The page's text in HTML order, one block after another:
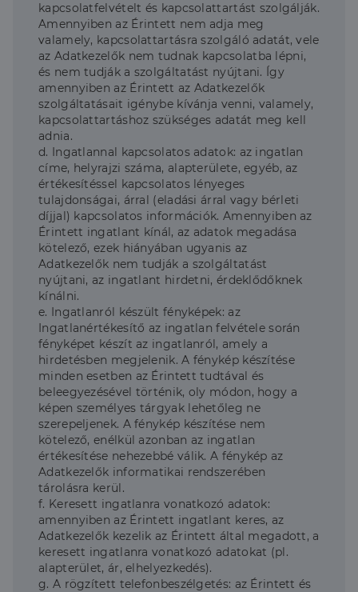
kapcsolatfelvételt és kapcsolattartást szolgálják.
Amennyiben az Érintett nem adja meg
valamely, kapcsolattartásra szolgáló adatát, vele
az Adatkezelők nem tudnak kapcsolatba lépni,
és nem tudják a szolgáltatást nyújtani. Így
amennyiben az Érintett az Adatkezelők
szolgáltatásait igénybe kívánja venni, valamely,
kapcsolattartáshoz szükséges adatát meg kell
adnia.
d. Ingatlannal kapcsolatos adatok: az ingatlan
címe, helyrajzi száma, alapterülete, egyéb, az
értékesítéssel kapcsolatos lényeges
tulajdonságai, árral (eladási árral vagy bérleti
díjjal) kapcsolatos információk. Amennyiben az
Érintett ingatlant kínál, az adatok megadása
kötelező, ezek hiányában ugyanis az
Adatkezelők nem tudják a szolgáltatást
nyújtani, az ingatlant hirdetni, érdeklődőknek
kínálni.
e. Ingatlanról készült fényképek: az
Ingatlanértékesítő az ingatlan felvétele során
fényképet készít az ingatlanról, amely a
hirdetésben megjelenik. A fénykép készítése
minden esetben az Érintett tudtával és
beleegyezésével történik, oly módon, hogy a
képen személyes tárgyak lehetőleg ne
szerepeljenek. A fénykép készítése nem
kötelező, enélkül azonban az ingatlan
értékesítése nehezebbé válik. A fénykép az
Adatkezelők informatikai rendszerében
tárolásra kerül.
f. Keresett ingatlanra vonatkozó adatok:
amennyiben az Érintett ingatlant keres, az
Adatkezelők kezelik az Érintett által megadott, a
keresett ingatlanra vonatkozó adatokat (pl.
alapterület, ár, elhelyezkedés).
g. A rögzített telefonbeszélgetés: az Érintett és